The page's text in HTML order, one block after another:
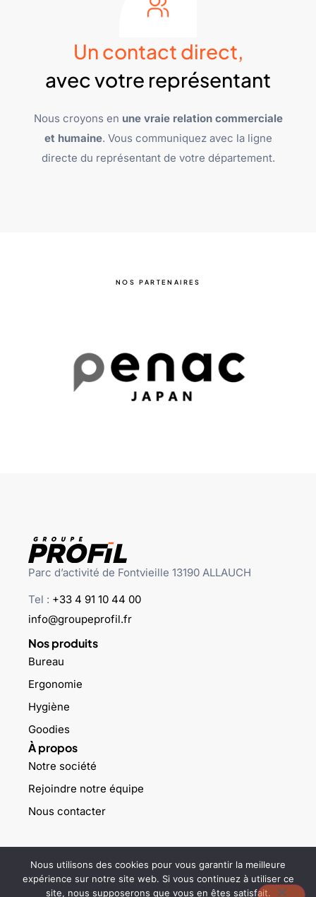
Un contact direct,
avec votre représentant
Nous croyons en une vraie relation commerciale
et humaine. Vous communiquez avec la ligne
directe du représentant de votre département.
NOS PARTENAIRES
Parc d’activité de Fontvieille 13190 ALLAUCH
Tel : +33 4 91 10 44 00
info@groupeprofil.fr
Nos produits
Bureau
Ergonomie
Hygiène
Goodies
À propos
Notre société
Rejoindre notre équipe
Nous contacter
Nous utilisons des cookies pour vous garantir la meilleure
expérience sur notre site web. Si vous continuez à utiliser ce
site, nous supposerons que vous en êtes satisfait.